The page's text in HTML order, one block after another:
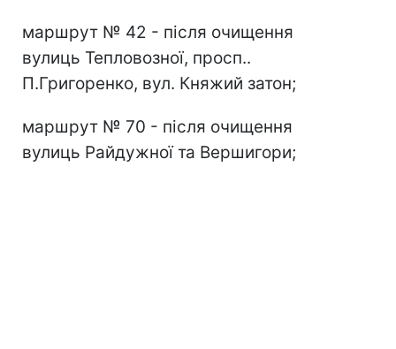
маршрут № 42 - після очищення
вулиць Тепловозної, просп..
П.Григоренко, вул. Княжий затон;
маршрут № 70 - після очищення
вулиць Райдужної та Вершигори;